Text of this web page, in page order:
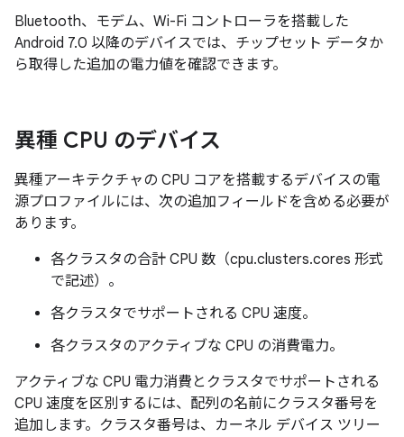
Bluetooth、モデム、Wi-Fi コントローラを搭載した
Android 7.0 以降のデバイスでは、チップセット データか
ら取得した追加の電力値を確認できます。
異種 CPU のデバイス
異種アーキテクチャの CPU コアを搭載するデバイスの電
源プロファイルには、次の追加フィールドを含める必要が
あります。
各クラスタの合計 CPU 数（cpu.clusters.cores 形式
で記述）。
各クラスタでサポートされる CPU 速度。
各クラスタのアクティブな CPU の消費電力。
アクティブな CPU 電力消費とクラスタでサポートされる
CPU 速度を区別するには、配列の名前にクラスタ番号を
追加します。クラスタ番号は、カーネル デバイス ツリー